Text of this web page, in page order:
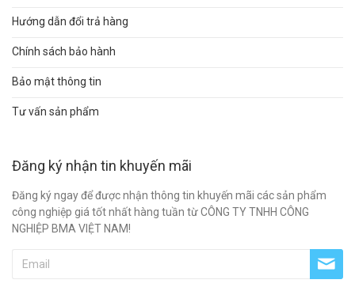
Hướng dẫn đổi trả hàng
Chính sách bảo hành
Bảo mật thông tin
Tư vấn sản phẩm
Đăng ký nhận tin khuyến mãi
Đăng ký ngay để được nhận thông tin khuyến mãi các sản phẩm
công nghiệp giá tốt nhất hàng tuần từ CÔNG TY TNHH CÔNG
NGHIỆP BMA VIỆT NAM!